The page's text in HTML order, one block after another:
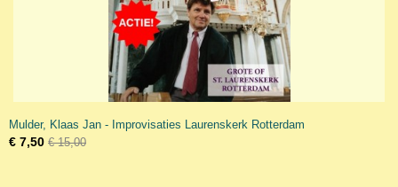
Mulder, Klaas Jan - Improvisaties Laurenskerk Rotterdam
€ 7,50 € 15,00